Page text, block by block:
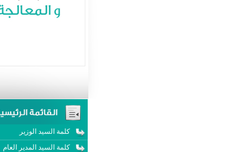
كلمة السيد الوزير
كلمة السيد المدير العام